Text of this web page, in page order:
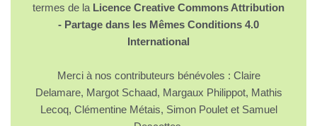
termes de la Licence Creative Commons Attribution
- Partage dans les Mêmes Conditions 4.0
International
Merci à nos contributeurs bénévoles : Claire
Delamare, Margot Schaad, Margaux Philippot, Mathis
Lecoq, Clémentine Métais, Simon Poulet et Samuel